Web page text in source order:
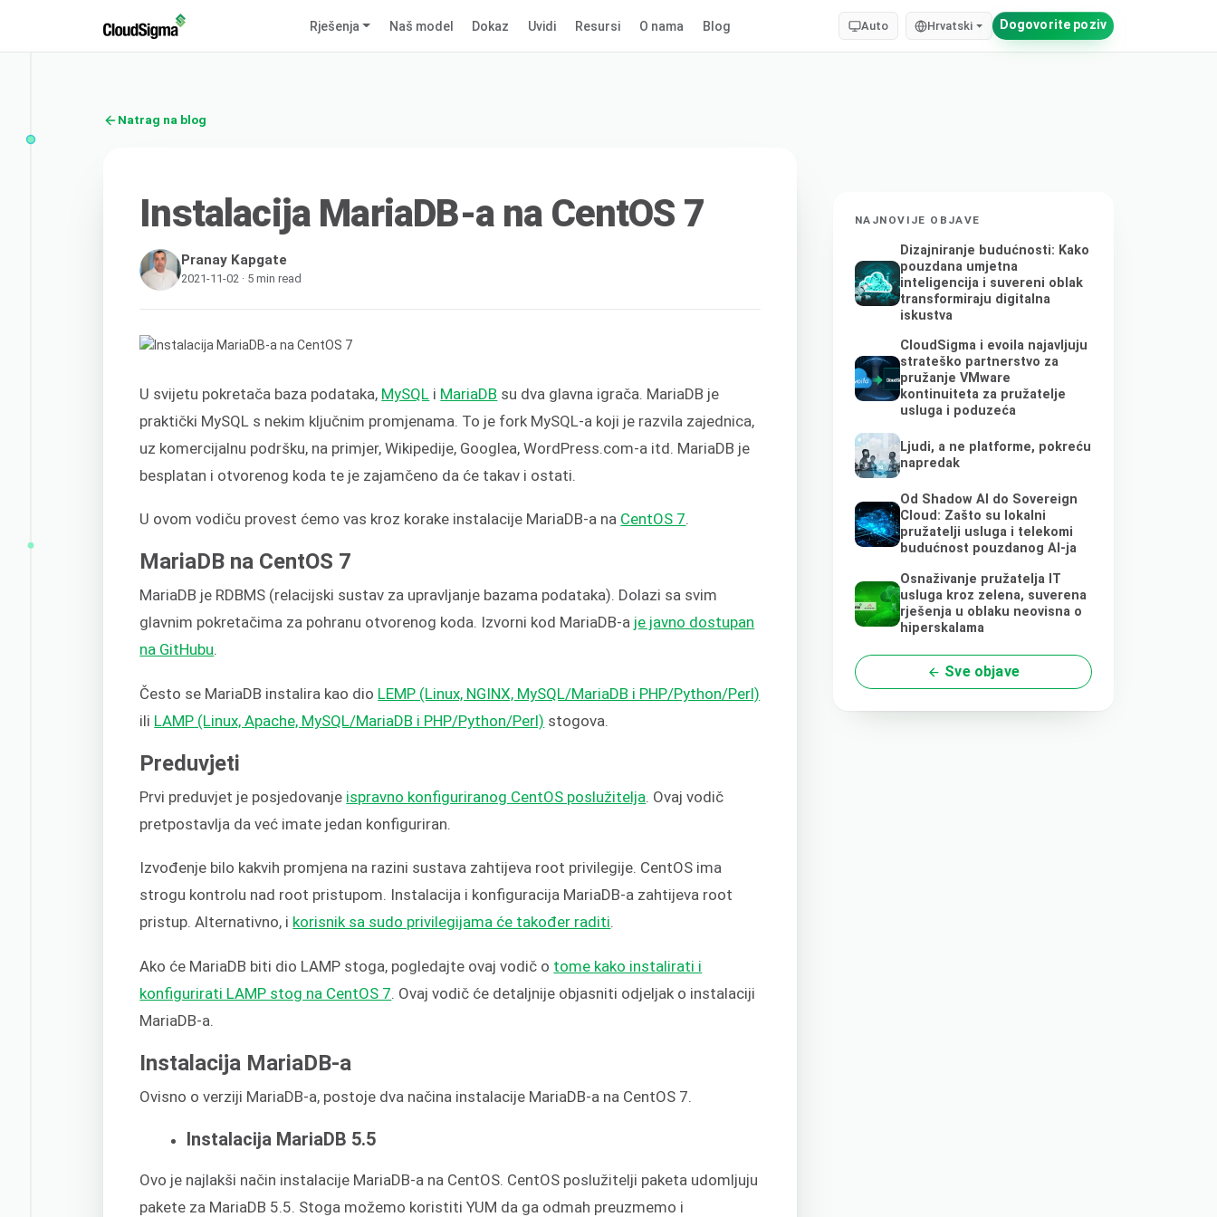
Rješenja Naš model Dokaz Uvidi Resursi O nama Blog Auto Hrvatski Dogovorite poziv
Natrag na blog
Instalacija MariaDB-a na CentOS 7
Pranay Kapgate
2021-11-02 · 5 min read
U svijetu pokretača baza podataka, MySQL i MariaDB su dva glavna igrača. MariaDB je
praktički MySQL s nekim ključnim promjenama. To je fork MySQL-a koji je razvila zajednica,
uz komercijalnu podršku, na primjer, Wikipedije, Googlea, WordPress.com-a itd. MariaDB je
besplatan i otvorenog koda te je zajamčeno da će takav i ostati.
U ovom vodiču provest ćemo vas kroz korake instalacije MariaDB-a na CentOS 7
MariaDB na CentOS 7
MariaDB je RDBMS (relacijski sustav za upravljanje bazama podataka). Dolazi sa svim
glavnim pokretačima za pohranu otvorenog koda. Izvorni kod MariaDB-a je javno dostupan
na GitHubu.
Često se MariaDB instalira kao dio LEMP (Linux, NGINX, MySQL/MariaDB i PHP/Python/Perl)
ili LAMP (Linux, Apache, MySQL/MariaDB i PHP/Python/Perl) stogova.
Preduvjeti
Prvi preduvjet je posjedovanje ispravno konfiguriranog CentOS poslužitelja. Ovaj vodič
pretpostavlja da već imate jedan konfiguriran.
Izvođenje bilo kakvih promjena na razini sustava zahtijeva root privilegije. CentOS ima
strogu kontrolu nad root pristupom. Instalacija i konfiguracija MariaDB-a zahtijeva root
pristup. Alternativno, i korisnik sa sudo privilegijama će također raditi.
Ako će MariaDB biti dio LAMP stoga, pogledajte ovaj vodič o tome kako instalirati i
konfigurirati LAMP stog na CentOS 7 . Ovaj vodič će detaljnije objasniti odjeljak o instalaciji
MariaDB-a.
Instalacija MariaDB-a
Ovisno o verziji MariaDB-a, postoje dva načina instalacije MariaDB-a na CentOS 7.
Instalacija MariaDB 5.5
Ovo je najlakši način instalacije MariaDB-a na CentOS. CentOS poslužitelji paketa udomljuju
pakete za MariaDB 5.5. Stoga možemo koristiti YUM da ga odmah preuzmemo i
NAJNOVIJE OBJAVE
Dizajniranje budućnosti: Kako
pouzdana umjetna
inteligencija i suvereni oblak
transformiraju digitalna
iskustva
CloudSigma i evoila najavljuju
strateško partnerstvo za
pružanje VMware
kontinuiteta za pružatelje
usluga i poduzeća
Ljudi, a ne platforme, pokreću
napredak
Od Shadow AI do Sovereign
Cloud: Zašto su lokalni
pružatelji usluga i telekomi
budućnost pouzdanog AI-ja
Osnaživanje pružatelja IT
usluga kroz zelena, suverena
rješenja u oblaku neovisna o
hiperskalama
Sve objave